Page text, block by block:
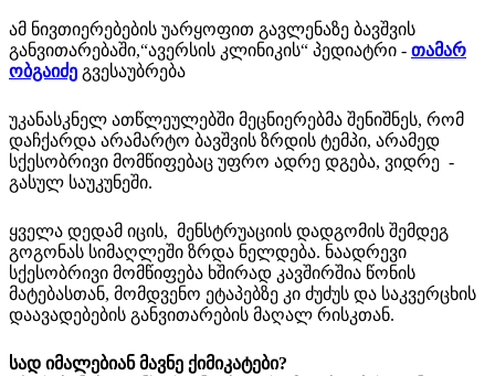
ამ ნივთიერებების უარყოფით გავლენაზე ბავშვის
განვითარებაში,“ავერსის კლინიკის“ პედიატრი - თამარ
ობგაიძე გვესაუბრება
უკანასკნელ ათწლეულებში მეცნიერებმა შენიშნეს, რომ
დაჩქარდა არამარტო ბავშვის ზრდის ტემპი, არამედ
სქესობრივი მომწიფებაც უფრო ადრე დგება, ვიდრე -
გასულ საუკუნეში.
ყველა დედამ იცის, მენსტრუაციის დადგომის შემდეგ
გოგონას სიმაღლეში ზრდა ნელდება. ნაადრევი
სქესობრივი მომწიფება ხშირად კავშირშია წონის
მატებასთან, მომდვენო ეტაპებზე კი ძუძუს და საკვერცხის
დაავადებების განვითარების მაღალ რისკთან.
სად იმალებიანმავნე ქიმიკატები?